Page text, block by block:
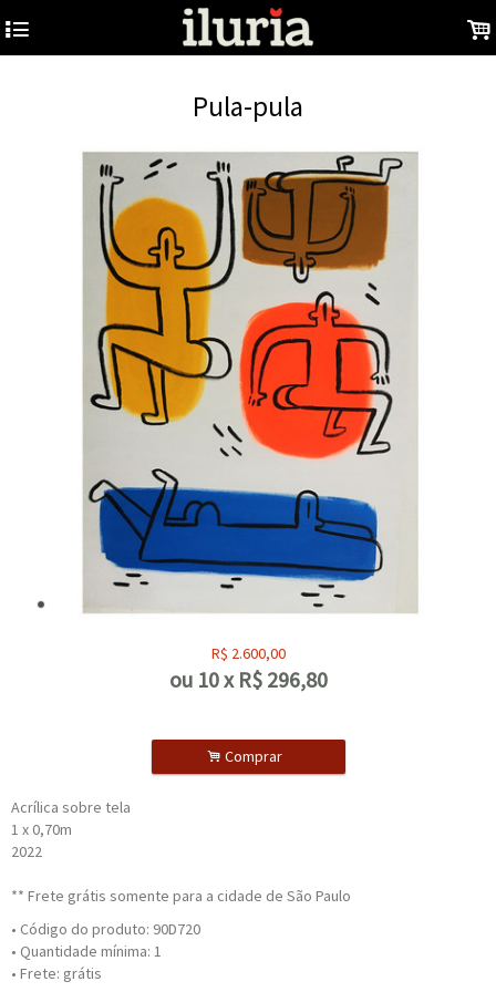
4 .
Pula-pula
R$ 2.600,00
ou 10x R$ 296,80
. Comprar
Acrílica sobre tela
1 x 0,70m
2022
** Frete grátis somente para a cidade de São Paulo
• Código do produto: 90D720
• Quantidade mínima: 1
• Frete: grátis